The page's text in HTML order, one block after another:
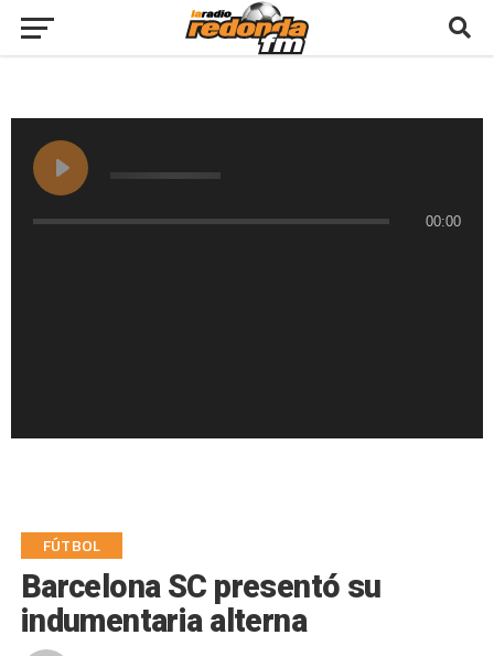
00:00
FÚTBOL
Barcelona SC presentó su
indumentaria alterna